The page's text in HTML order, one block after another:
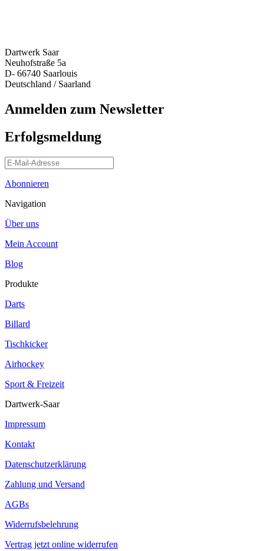
Dartwerk Saar
Neuhofstraße 5a
D- 66740 Saarlouis
Deutschland / Saarland
Anmelden zum Newsletter
Erfolgsmeldung
Abonnieren
Navigation
Über uns
Mein Account
Blog
Produkte
Darts
Billard
Tischkicker
Airhockey
Sport & Freizeit
Dartwerk-Saar
Impressum
Kontakt
Datenschutzerklärung
Zahlung und Versand
AGBs
Widerrufsbelehrung
Vertrag jetzt online widerrufen